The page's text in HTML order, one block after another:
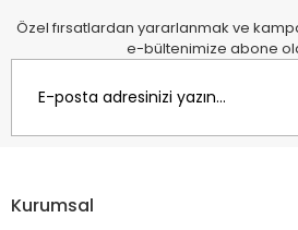
Özel fırsatlardan yararlanmak ve
e-bültenimize abone
Kurumsal